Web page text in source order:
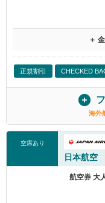
＋
正規割引 CHECKED
海外
空席あり
日本航空
航空券 大